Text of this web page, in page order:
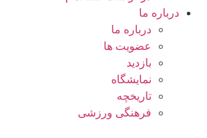
درباره ما
درباره ما
عضویت ها
بازدید
نمایشگاه
تاريخچه
فرهنگی ورزشی